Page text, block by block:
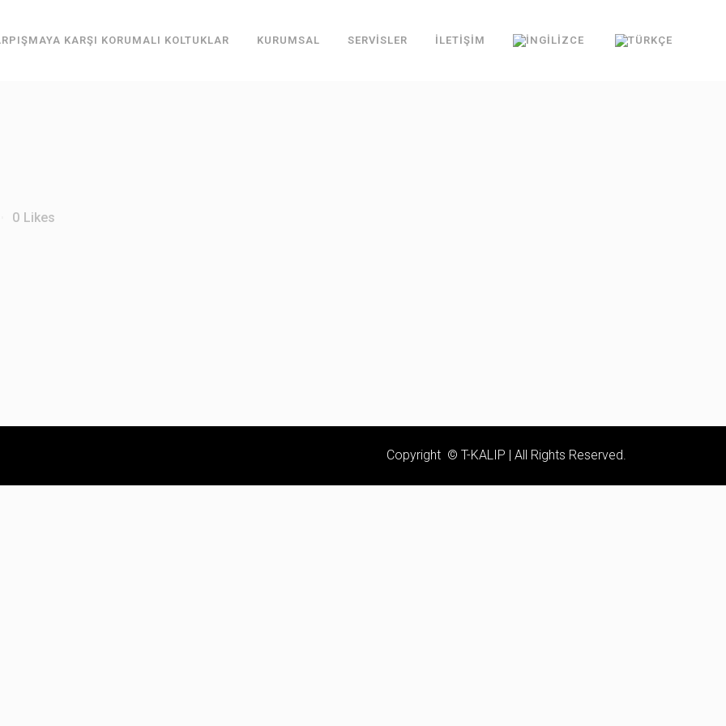
KARŞI KORUMALI KOLTUKLAR KURUMSAL SERVİSLER İLETİŞİM
0 Likes
Copyright © T-KALIP | All Rights Reserved.